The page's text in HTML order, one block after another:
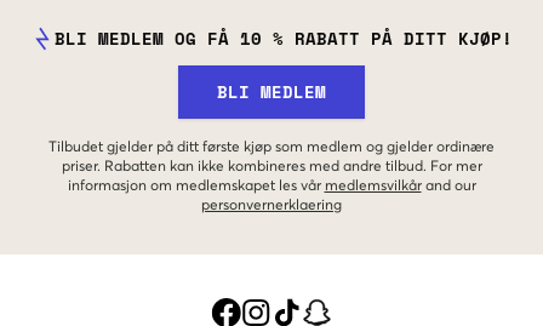
BLI MEDLEM OG FÅ 10 % RABATT PÅ DITT KJØP!
BLI MEDLEM
Tilbudet gjelder på ditt første kjøp som medlem og gjelder ordinære
priser. Rabatten kan ikke kombineres med andre tilbud. For mer
informasjon om medlemskapet les vår medlemsvilkår and our
personvernerklaering